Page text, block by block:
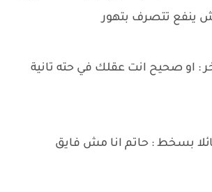
ينفع تتصرف بتهور
: او صحيح انت عقلك في حته تانية
بسخط : حاتم انا مش فايق